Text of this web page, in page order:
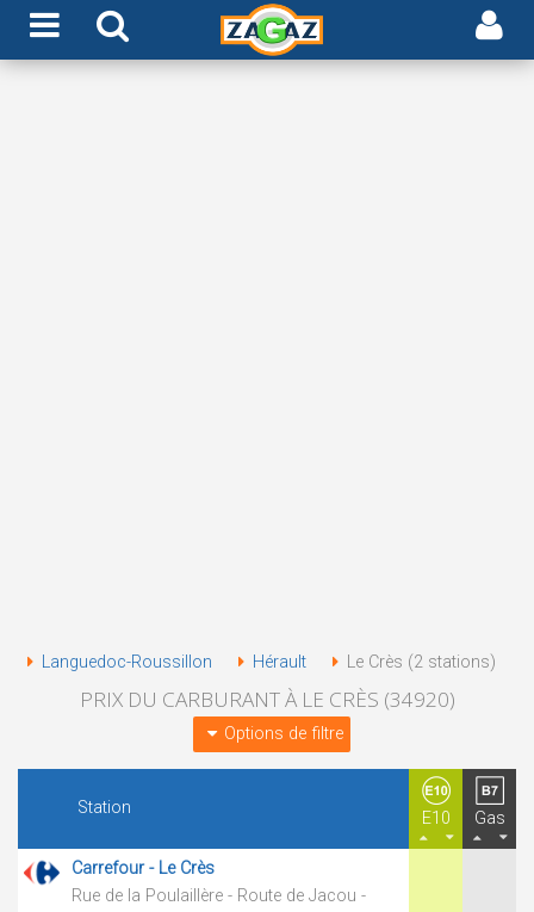
Languedoc-Roussillon Hérault Le Crès (2 stations)
PRIX DU CARBURANT À LE CRÈS (34920)
Options de filtre
Station
E10 Gas
Carrefour - Le Crès
Rue de la Poulaillère - Route de Jacou -